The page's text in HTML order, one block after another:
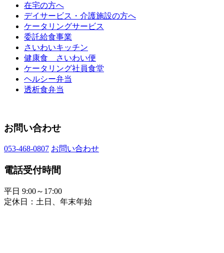
在宅の方へ
デイサービス・介護施設の方へ
ケータリングサービス
委託給食事業
さいわいキッチン
健康食 さいわい便
ケータリング社員食堂
ヘルシー弁当
透析食弁当
お問い合わせ
053-468-0807 お問い合わせ
電話受付時間
平日 9:00～17:00
定休日：土日、年末年始